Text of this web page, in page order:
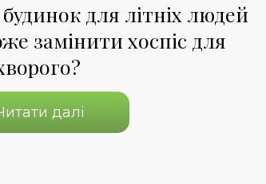
для літніх людей
замінити хоспіс для
далі